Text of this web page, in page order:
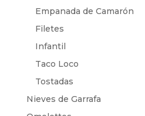
Empanada de Camarón
Filetes
Infantil
Taco Loco
Tostadas
Nieves de Garrafa